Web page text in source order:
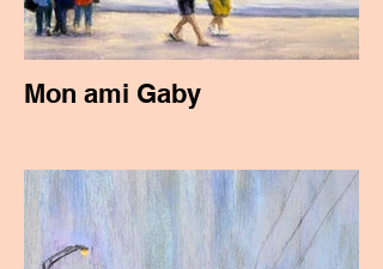
Mon ami Gaby